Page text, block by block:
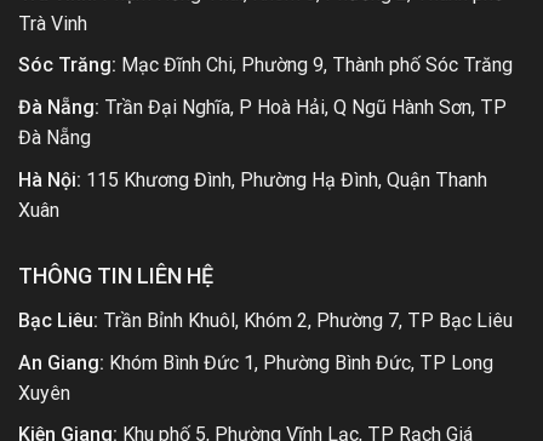
Trà Vinh
Sóc Trăng: Mạc Đĩnh Chi, Phường 9, Thành phố Sóc Trăng
Đà Nẵng: Trần Đại Nghĩa, P Hoà Hải, Q Ngũ Hành Sơn, TP
Đà Nẵng
Hà Nội: 115 Khương Đình, Phường Hạ Đình, Quận Thanh
Xuân
THÔNG TIN LIÊN HỆ
Bạc Liêu: Trần Bỉnh Khuôl, Khóm 2, Phường 7, TP Bạc Liêu
An Giang: Khóm Bình Đức 1, Phường Bình Đức, TP Long
Xuyên
Kiên Giang: Khu phố 5, Phường Vĩnh Lạc, TP Rạch Giá